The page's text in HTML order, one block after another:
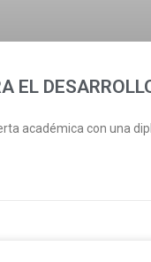
EL
académica con una